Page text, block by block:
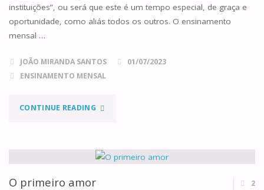
instituições”, ou será que este é um tempo especial, de graça e
oportunidade, como aliás todos os outros. O ensinamento
mensal …
JOÃO MIRANDA SANTOS
01/07/2023
ENSINAMENTO MENSAL
CONTINUE READING"SUPORTANDO-
UNS
AOS
O primeiro amor 2